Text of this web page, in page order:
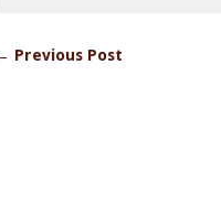
Previous Post